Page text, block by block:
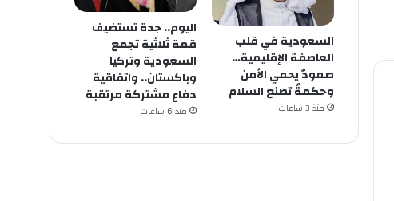
السعودية في قلب
العاصفة الإقليمية…
صمودٌ يحمي الأمن
وحكمةٌ تصنع السلام
منذ 3 ساعات
اليوم.. جدة تستضيف
قمة ثلاثية تجمع
السعودية وتركيا
وباكستان.. واتفاقية
دفاع مشتركة مرتقبة
منذ 6 ساعات